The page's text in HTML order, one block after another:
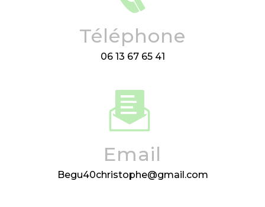
Téléphone
06 13 67 65 41
Email
begu40christophe@gmail.com